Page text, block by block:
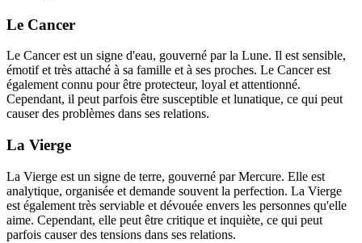
Le Cancer
Le Cancer est un signe d'eau, gouverné par la Lune. Il est sensible,
émotif et très attaché à sa famille et à ses proches. Le Cancer est
également connu pour être protecteur, loyal et attentionné.
Cependant, il peut parfois être susceptible et lunatique, ce qui peut
causer des problèmes dans ses relations.
La Vierge
La Vierge est un signe de terre, gouverné par Mercure. Elle est
analytique, organisée et demande souvent la perfection. La Vierge
est également très serviable et dévouée envers les personnes qu'elle
aime. Cependant, elle peut être critique et inquiète, ce qui peut
parfois causer des tensions dans ses relations.